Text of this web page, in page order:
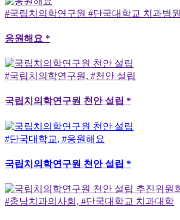
#국립치의학연구원 #단국대학교 치과병원
응원해요 *
#국립치의학연구원, #천안 설립
국립치의학연구원 천안 설립 *
#단국대학교, #응원해요
국립치의학연구원 천안 설립 *
#충남치과의사회, #단국대학교 치과대학